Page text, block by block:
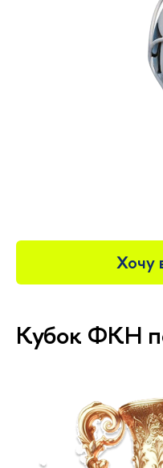
Хочу
Кубок ФКН